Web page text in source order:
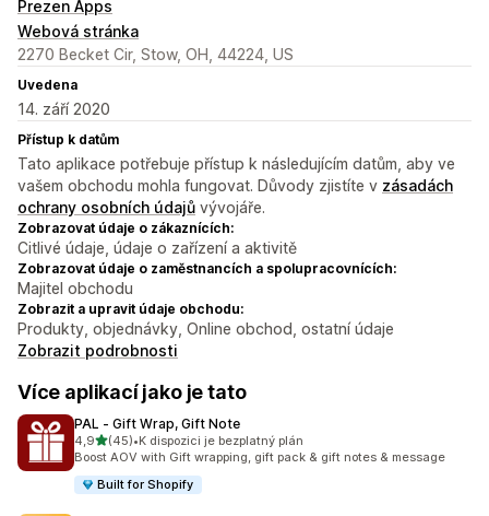
Prezen Apps
Webová stránka
2270 Becket Cir, Stow, OH, 44224, US
Uvedena
14. září 2020
Přístup k datům
Tato aplikace potřebuje přístup k následujícím datům, aby ve
vašem obchodu mohla fungovat. Důvody zjistíte v zásadách
ochrany osobních údajů vývojáře.
Zobrazovat údaje o zákaznících:
Citlivé údaje, údaje o zařízení a aktivitě
Zobrazovat údaje o zaměstnancích a spolupracovnících:
Majitel obchodu
Zobrazit a upravit údaje obchodu:
Produkty, objednávky, Online obchod, ostatní údaje
Zobrazit podrobnosti
Více aplikací jako je tato
PAL ‑ Gift Wrap, Gift Note
4,9z 5 hvězd
(45)
Celkový počet recenzí: 45
•K dispozici je bezplatný plán
Boost AOV with Gift wrapping, gift pack & gift notes & message
Built for Shopify